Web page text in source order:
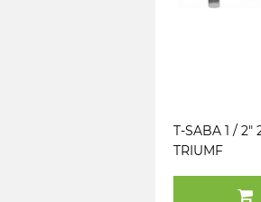
T-SABA 1 / 2"
TRIUMF